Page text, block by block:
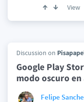
View
Discussion on
Google Play
modo oscuro
Felipe